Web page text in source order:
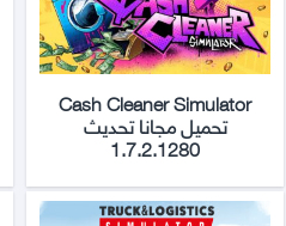
Cash Cleaner Simulator
تحميل مجانا تحديث
1.7.2.1280